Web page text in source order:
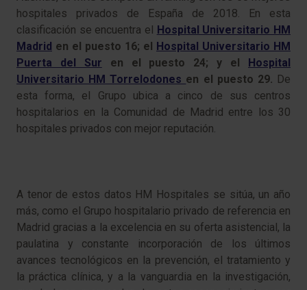
hospitales privados de España de 2018. En esta
clasificación se encuentra el Hospital Universitario HM
Madrid en el puesto 16; el Hospital Universitario HM
Puerta del Sur en el puesto 24; y el Hospital
Universitario HM Torrelodones en el puesto 29. De
esta forma, el Grupo ubica a cinco de sus centros
hospitalarios en la Comunidad de Madrid entre los 30
hospitales privados con mejor reputación.
A tenor de estos datos HM Hospitales se sitúa, un año
más, como el Grupo hospitalario privado de referencia en
Madrid gracias a la excelencia en su oferta asistencial, la
paulatina y constante incorporación de los últimos
avances tecnológicos en la prevención, el tratamiento y
la práctica clínica, y a la vanguardia en la investigación,